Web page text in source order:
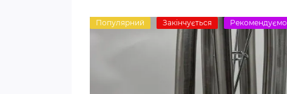
Популярний Закінчується Рекомендуємо